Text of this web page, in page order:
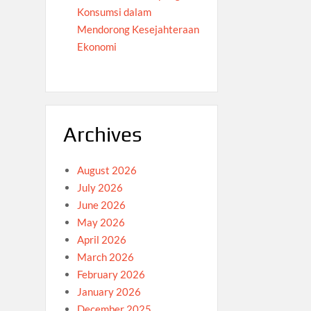
Konsumsi dalam
Mendorong Kesejahteraan
Ekonomi
Archives
August 2026
July 2026
June 2026
May 2026
April 2026
March 2026
February 2026
January 2026